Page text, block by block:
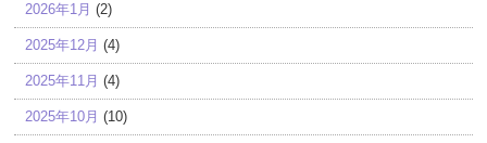
2026年1月 (2)
2025年12月 (4)
2025年11月 (4)
2025年10月 (10)